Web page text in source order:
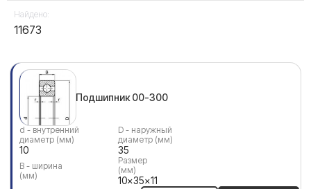
Найдено:
11673
Подшипник 00-300
d - внутренний
диаметр (мм)
10
D - наружный
диаметр (мм)
35
В - ширина
(мм)
Размер
(мм)
10x35x11